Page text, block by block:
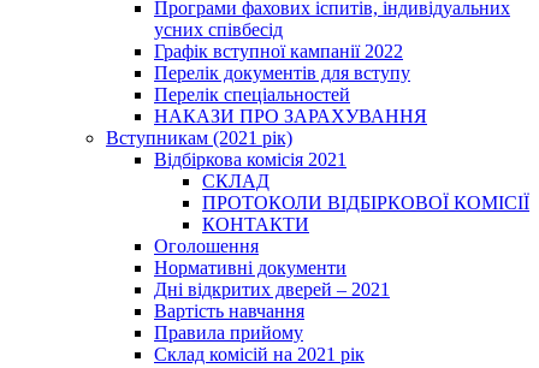
Програми фахових іспитів, індивідуальних
усних співбесід
Графік вступної кампанії 2022
Перелік документів для вступу
Перелік спеціальностей
НАКАЗИ ПРО ЗАРАХУВАННЯ
Вступникам (2021 рік)
Відбіркова комісія 2021
СКЛАД
ПРОТОКОЛИ ВІДБІРКОВОЇ КОМІСІЇ
КОНТАКТИ
Оголошення
Нормативні документи
Дні відкритих дверей – 2021
Вартість навчання
Правила прийому
Склад комісій на 2021 рік